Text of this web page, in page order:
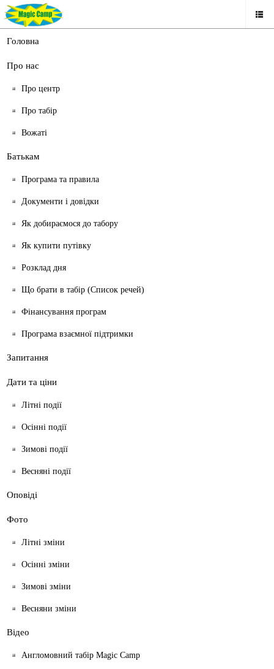
Головна
Про нас
Про центр
Про табір
Вожаті
Батькам
Програма та правила
Документи і довідки
Як добираємося до табору
Як купити путівку
Розклад дня
Що брати в табір (Список речей)
Фінансування програм
Програма взаємної підтримки
Запитання
Дати та ціни
Літні події
Осінні події
Зимові події
Весняні події
Оповіді
Фото
Літні зміни
Осінні зміни
Зимові зміни
Весняни зміни
Відео
Англомовний табір Magic Camp
Мовний дитячий табір на
«Past & Present»
навчання
✔54 урока англійської мови по 40 хвилин
✔ 11 цікавих екскурсій